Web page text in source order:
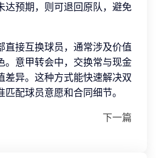
达预期，则可退回原队，避免
直接互换球员，通常涉及价值
。意甲转会中，交换常与现金
差异。这种方式能快速解决双
配球员意愿和合同细节。
下一篇